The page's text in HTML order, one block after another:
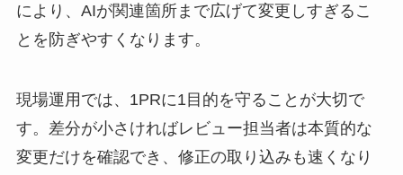
により、AIが関連箇所まで広げて変更しすぎるこ
とを防ぎやすくなります。
現場運用では、1PRに1目的を守ることが大切で
す。差分が小さければレビュー担当者は本質的な
変更だけを確認でき、修正の取り込みも速くなり